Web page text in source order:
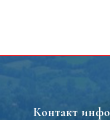
Контакт инфо